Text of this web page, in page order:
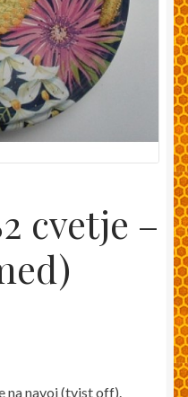
cvetje –
na navoj (tvist off).